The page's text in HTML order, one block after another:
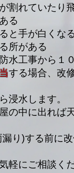
割れていたり
る
と手が白くな
所がある
水工事から１
する場合、改
浸水します。
の中に出れば
り)する前に
軽にご相談くだ